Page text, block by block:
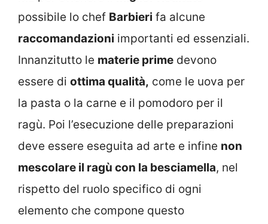
possibile lo chef Barbieri fa alcune
raccomandazioni importanti ed essenziali.
Innanzitutto le materie prime devono
essere di ottima qualità, come le uova per
la pasta o la carne e il pomodoro per il
ragù. Poi l’esecuzione delle preparazioni
deve essere eseguita ad arte e infine non
mescolare il ragù con la besciamella, nel
rispetto del ruolo specifico di ogni
elemento che compone questo